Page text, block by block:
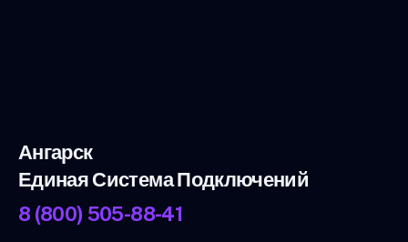
Ангарск
Единая Система Подключений
8 (800) 505-88-41